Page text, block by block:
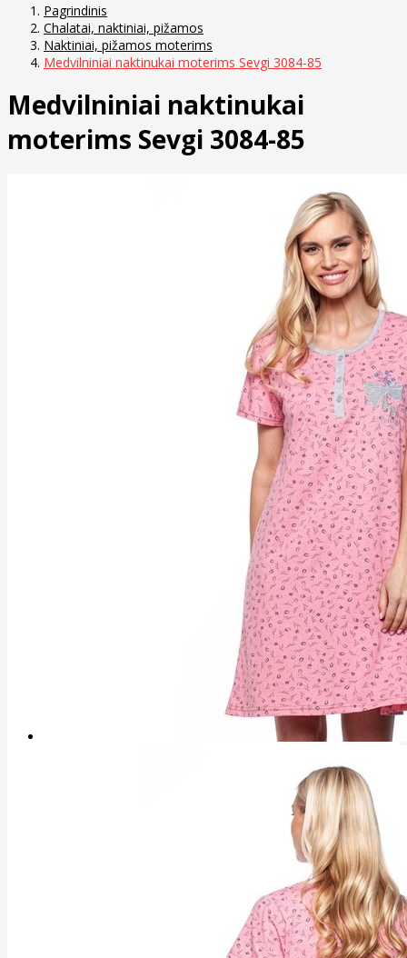
Pagrindinis
Chalatai, naktiniai, pižamos
Naktiniai, pižamos moterims
Medvilniniai naktinukai moterims Sevgi 3084-85
Medvilniniai naktinukai
moterims Sevgi 3084-85